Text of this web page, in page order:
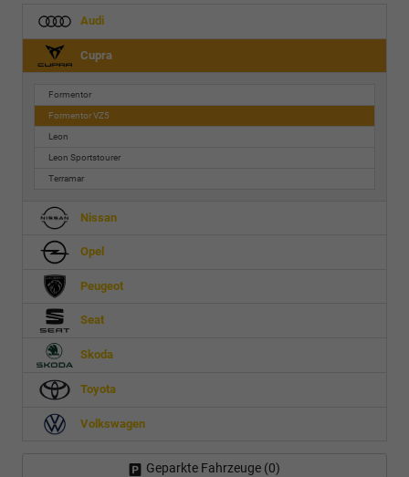
Audi
Cupra
Formentor
Formentor VZ5
Leon
Leon Sportstourer
Terramar
Nissan
Opel
Peugeot
Seat
Skoda
Toyota
Volkswagen
Geparkte Fahrzeuge (0)